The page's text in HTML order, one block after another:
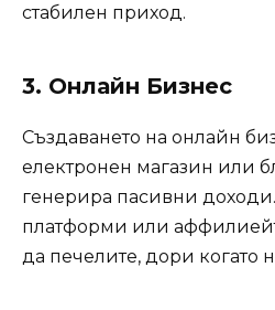
стабилен приход.
3. Онлайн Бизнес
Създаването на онлайн
електронен магазин или
генерира пасивни
платформи или
да печелите, дори когато